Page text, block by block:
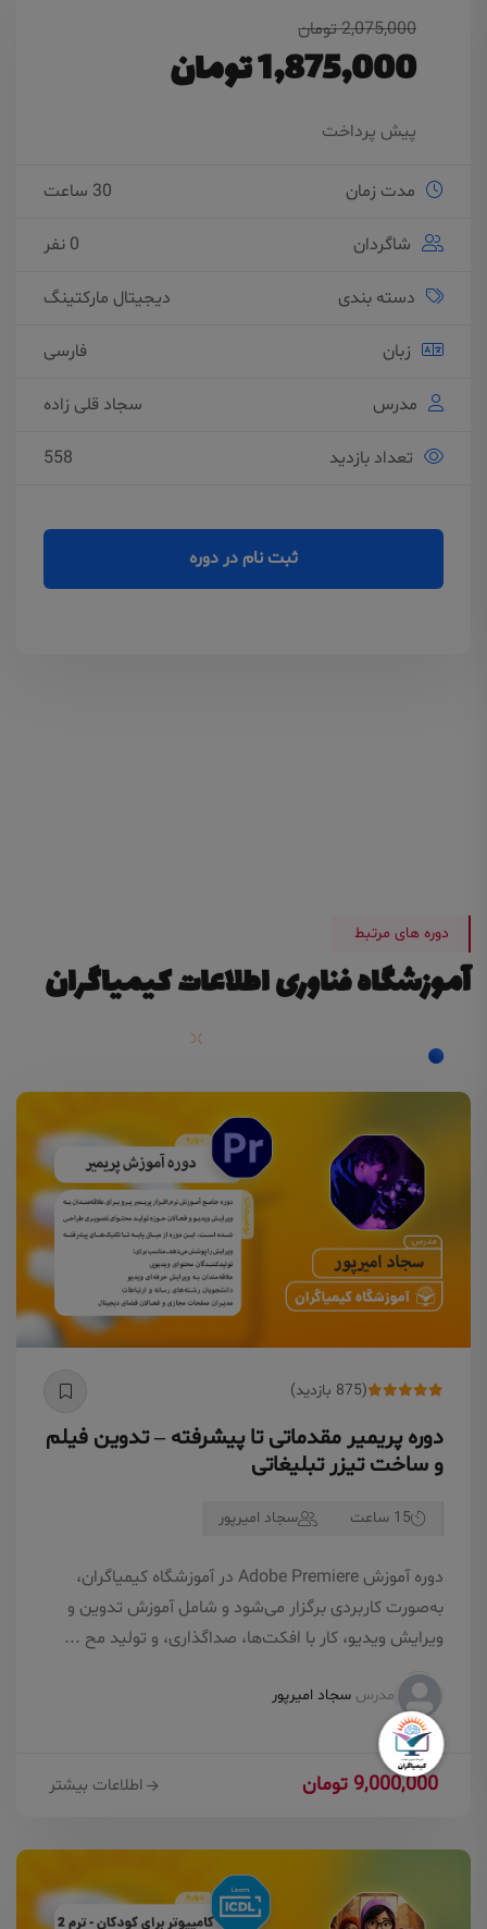
2,075,000 تومان
1,875,000 تومان
پیش پرداخت
مدت زمان 30 ساعت
شاگردان 0 نفر
دسته بندی دیجیتال مارکتینگ
زبان فارسی
مدرس سجاد قلی زاده
تعداد بازدید 558
ثبت نام در دوره
دوره های مرتبط
آموزشگاه فناوری اطلاعات کیمیاگران
(875 بازدید)
دوره پریمیر مقدماتی تا پیشرفته – تدوین فیلم
و ساخت تیزر تبلیغاتی
15 ساعت سجاد امیرپور
دوره آموزش Adobe Premiere در آموزشگاه کیمیاگران،
به‌صورت کاربردی برگزار می‌شود و شامل آموزش تدوین و
ویرایش ویدیو، کار با افکت‌ها، صداگذاری، و تولید مح ...
مدرس سجاد امیرپور
9,000,000 تومان اطلاعات بیشتر